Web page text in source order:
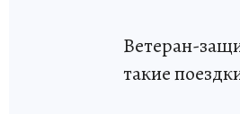
Ветеран-
такие